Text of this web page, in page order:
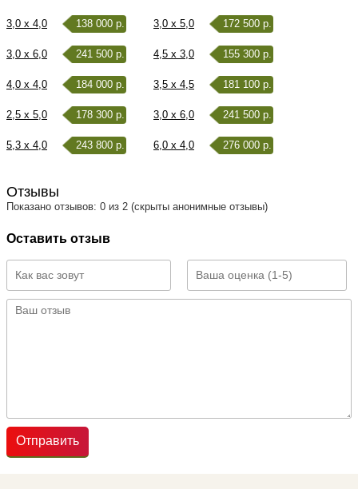
3,0 x 4,0 138 000 р. 3,0 x 5,0 172 500 р.
3,0 x 6,0 241 500 р. 4,5 x 3,0 155 300 р.
4,0 x 4,0 184 000 р. 3,5 x 4,5 181 100 р.
2,5 x 5,0 178 300 р. 3,0 x 6,0 241 500 р.
5,3 x 4,0 243 800 р. 6,0 x 4,0 276 000 р.
Отзывы
Показано отзывов: 0 из 2 (скрыты анонимные отзывы)
Оставить отзыв
Отправить